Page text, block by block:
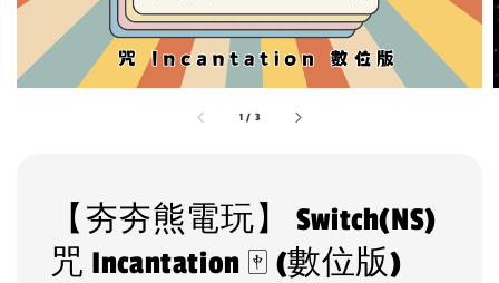
1 / 3
【夯夯熊電玩】 Switch(NS)
咒 Incantation 🀄 (數位版)